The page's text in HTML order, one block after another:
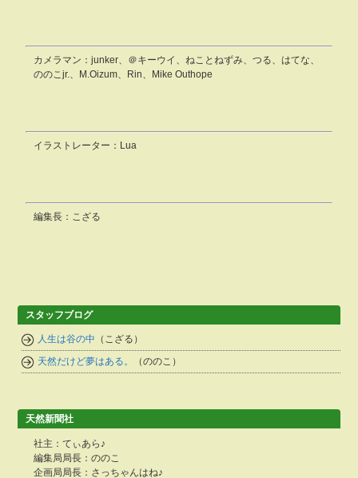
カメラマン：junker、＠キーウイ、ねことねずみ、つる、はてな、
ののこjr.、M.Oizum、Rin、Mike Outhope
イラストレーター：Lua
編集長：こざる
スタッフブログ
人生は谷の中 （こざる）
天然だけど夢はある。
（ののこ）
天然新聞社
社主：てぃあら♪
編集局局長：ののこ
企画局局長：さっちゃんはね♪